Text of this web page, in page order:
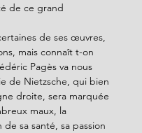
de ce grand
de ses œuvres,
mais connaît t-on
Pagès va nous
de Nietzsche, qui bien
droite, sera marquée
maux, la
sa santé, sa passion